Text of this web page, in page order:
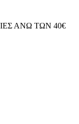
ΑΝΩ ΤΩΝ 40€